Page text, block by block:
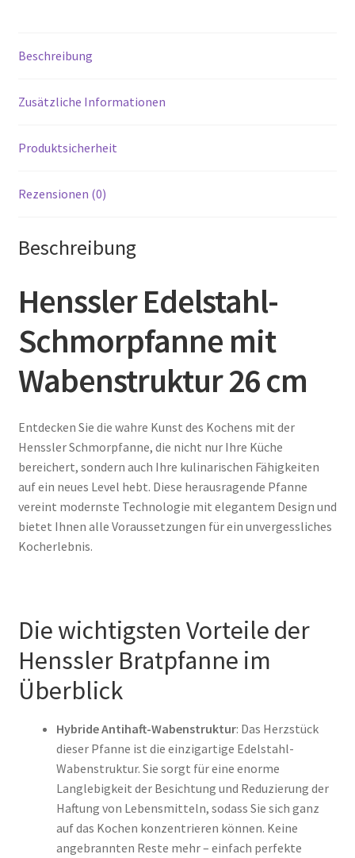
Beschreibung
Zusätzliche Informationen
Produktsicherheit
Rezensionen (0)
Beschreibung
Henssler Edelstahl-
Schmorpfanne mit
Wabenstruktur 26 cm
Entdecken Sie die wahre Kunst des Kochens mit der
Henssler Schmorpfanne, die nicht nur Ihre Küche
bereichert, sondern auch Ihre kulinarischen Fähigkeiten
auf ein neues Level hebt. Diese herausragende Pfanne
vereint modernste Technologie mit elegantem Design und
bietet Ihnen alle Voraussetzungen für ein unvergessliches
Kocherlebnis.
Die wichtigsten Vorteile der
Henssler Bratpfanne im
Überblick
Hybride Antihaft-Wabenstruktur: Das Herzstück
dieser Pfanne ist die einzigartige Edelstahl-
Wabenstruktur. Sie sorgt für eine enorme
Langlebigkeit der Besichtung und Reduzierung der
Haftung von Lebensmitteln, sodass Sie sich ganz
auf das Kochen konzentrieren können. Keine
angebrannten Reste mehr – einfach perfekte